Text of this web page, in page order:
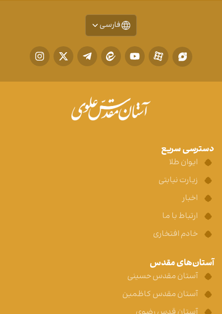
فارسی
دسترسی سریع
ایوان طلا
زیارت نیابتی
اخبار
ارتباط با ما
خادم افتخاری
آستان‌های مقدس
آستان مقدس حسینی
آستان مقدس کاظمین